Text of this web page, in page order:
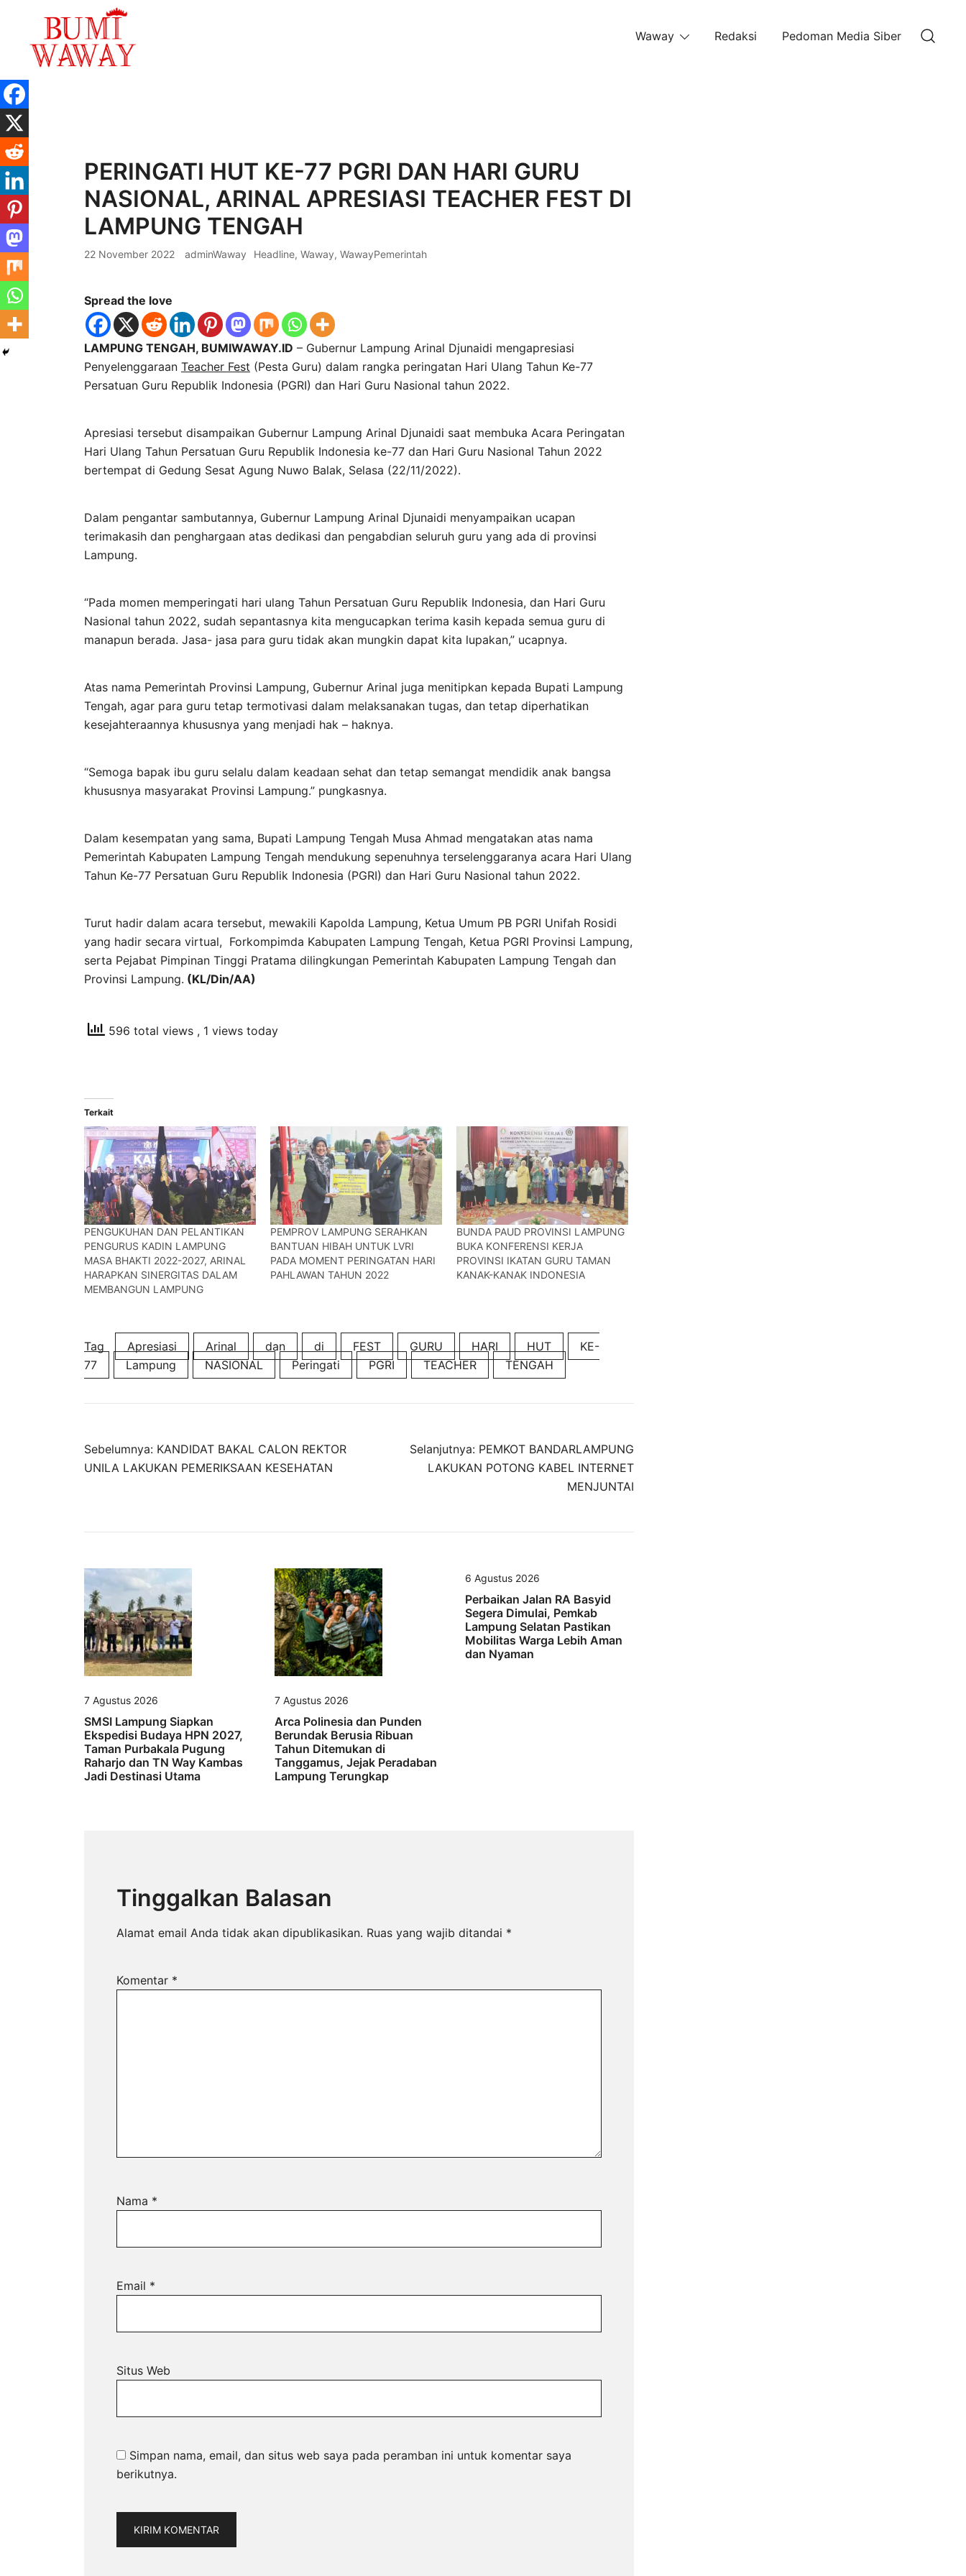
konten
Waway Redaksi Pedoman Media Siber
PERINGATI HUT KE-77 PGRI DAN HARI GURU
NASIONAL, ARINAL APRESIASI TEACHER FEST DI
LAMPUNG TENGAH
22 November 2022 adminWaway Headline, Waway, WawayPemerintah
Spread the love
LAMPUNG TENGAH, BUMIWAWAY.ID – Gubernur Lampung Arinal Djunaidi mengapresiasi
Penyelenggaraan Teacher Fest (Pesta Guru) dalam rangka peringatan Hari Ulang Tahun Ke-77
Persatuan Guru Republik Indonesia (PGRI) dan Hari Guru Nasional tahun 2022.
Apresiasi tersebut disampaikan Gubernur Lampung Arinal Djunaidi saat membuka Acara Peringatan
Hari Ulang Tahun Persatuan Guru Republik Indonesia ke-77 dan Hari Guru Nasional Tahun 2022
bertempat di Gedung Sesat Agung Nuwo Balak, Selasa (22/11/2022).
Dalam pengantar sambutannya, Gubernur Lampung Arinal Djunaidi menyampaikan ucapan
terimakasih dan penghargaan atas dedikasi dan pengabdian seluruh guru yang ada di provinsi
Lampung.
“Pada momen memperingati hari ulang Tahun Persatuan Guru Republik Indonesia, dan Hari Guru
Nasional tahun 2022, sudah sepantasnya kita mengucapkan terima kasih kepada semua guru di
manapun berada. Jasa- jasa para guru tidak akan mungkin dapat kita lupakan,” ucapnya.
Atas nama Pemerintah Provinsi Lampung, Gubernur Arinal juga menitipkan kepada Bupati Lampung
Tengah, agar para guru tetap termotivasi dalam melaksanakan tugas, dan tetap diperhatikan
kesejahteraannya khususnya yang menjadi hak – haknya.
“Semoga bapak ibu guru selalu dalam keadaan sehat dan tetap semangat mendidik anak bangsa
khususnya masyarakat Provinsi Lampung.” pungkasnya.
Dalam kesempatan yang sama, Bupati Lampung Tengah Musa Ahmad mengatakan atas nama
Pemerintah Kabupaten Lampung Tengah mendukung sepenuhnya terselenggaranya acara Hari Ulang
Tahun Ke-77 Persatuan Guru Republik Indonesia (PGRI) dan Hari Guru Nasional tahun 2022.
Turut hadir dalam acara tersebut, mewakili Kapolda Lampung, Ketua Umum PB PGRI Unifah Rosidi
yang hadir secara virtual, Forkompimda Kabupaten Lampung Tengah, Ketua PGRI Provinsi Lampung,
serta Pejabat Pimpinan Tinggi Pratama dilingkungan Pemerintah Kabupaten Lampung Tengah dan
Provinsi Lampung. (KL/Din/AA)
596 total views , 1 views today
Terkait
PENGUKUHAN DAN PELANTIKAN
PENGURUS KADIN LAMPUNG
MASA BHAKTI 2022-2027, ARINAL
HARAPKAN SINERGITAS DALAM
MEMBANGUN LAMPUNG
PEMPROV LAMPUNG SERAHKAN
BANTUAN HIBAH UNTUK LVRI
PADA MOMENT PERINGATAN HARI
PAHLAWAN TAHUN 2022
BUNDA PAUD PROVINSI LAMPUNG
BUKA KONFERENSI KERJA
PROVINSI IKATAN GURU TAMAN
KANAK-KANAK INDONESIA
Tag Apresiasi Arinal dan di FEST GURU HARI HUT
KE-
77
Lampung NASIONAL Peringati PGRI TEACHER TENGAH
Navigasi
Sebelumnya: KANDIDAT BAKAL CALON REKTOR
UNILA LAKUKAN PEMERIKSAAN KESEHATAN
Selanjutnya: PEMKOT BANDARLAMPUNG
LAKUKAN POTONG KABEL INTERNET
MENJUNTAI
7 Agustus 2026
SMSI Lampung Siapkan
Ekspedisi Budaya HPN 2027,
Taman Purbakala Pugung
Raharjo dan TN Way Kambas
Jadi Destinasi Utama
7 Agustus 2026
Arca Polinesia dan Punden
Berundak Berusia Ribuan
Tahun Ditemukan di
Tanggamus, Jejak Peradaban
Lampung Terungkap
6 Agustus 2026
Perbaikan Jalan RA Basyid
Segera Dimulai, Pemkab
Lampung Selatan Pastikan
Mobilitas Warga Lebih Aman
dan Nyaman
Tinggalkan Balasan
Alamat email Anda tidak akan dipublikasikan. Ruas yang wajib ditandai *
Komentar *
Nama *
Email *
Situs Web
Simpan nama, email, dan situs web saya pada peramban ini untuk komentar saya
berikutnya.